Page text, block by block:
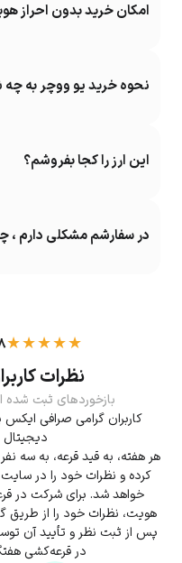
امکان خرید بدون احراز
نحوه خرید یو ووچر به
این ارز را کجا بفروشم؟
در سفارشم مشکلی دارم ،
★★★★★
نظرات
بازخوردهای ثبت شده
کاربران گرامی صرافی
هر هفته، به قید قرعه، به سه
کرده و نظرات خود را در سایت
خواهد شد. برای شرکت در
هویت، نظرات خود را از طریق
پس از ثبت نظر و تأیید آن
در قرعه‌کشی